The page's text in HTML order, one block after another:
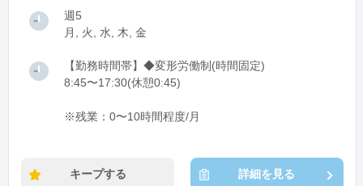
週5
月, 火, 水, 木, 金
【勤務時間帯】◆変形労働制(時間固定)
8:45〜17:30(休憩0:45)
※残業：0〜10時間程度/月
キープする 詳細を見る